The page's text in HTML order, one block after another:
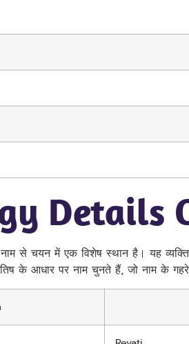
Details
नाम से चयन में एक विशेष स्थान है। यह
के आधार पर नाम चुनते हैं, जो नाम के